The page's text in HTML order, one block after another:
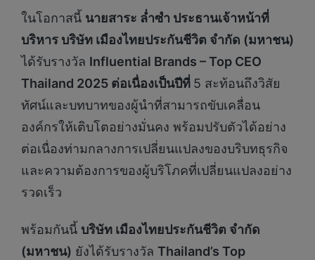
ในโอกาสนี้ นายสาระ ล่ำซำ ประธานเจ้าหน้าที่
บริหาร บริษัท เมืองไทยประกันชีวิต จำกัด (มหาชน)
ได้รับรางวัล Influential Brands – Top CEO
Thailand 2025 ต่อเนื่องเป็นปีที่ 5 สะท้อนถึงวิสัย
ทัศน์และบทบาทของผู้นำที่สามารถขับเคลื่อน
องค์กรให้เติบโตอย่างมั่นคง พร้อมปรับตัวได้อย่าง
ต่อเนื่องท่ามกลางการเปลี่ยนแปลงของบริบทธุรกิจ
และความต้องการของผู้บริโภคที่เปลี่ยนแปลงอย่าง
รวดเร็ว
พร้อมกันนี้ บริษัท เมืองไทยประกันชีวิต จำกัด
(มหาชน) ยังได้รับรางวัล Thailand’s Top